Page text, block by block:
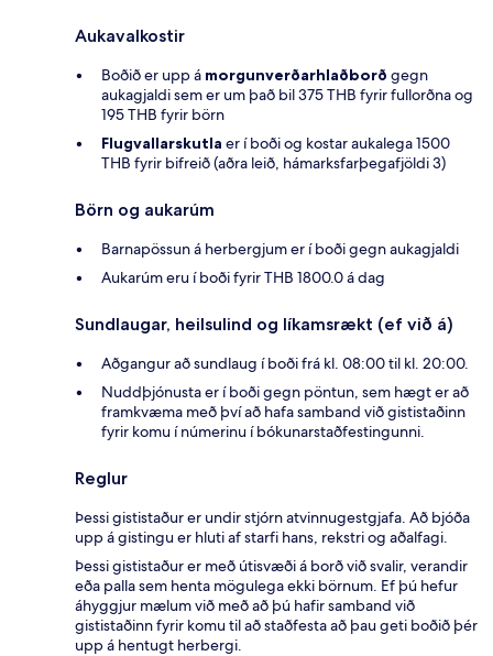
Aukavalkostir
Boðið er upp á morgunverðarhlaðborð gegn
aukagjaldi sem er um það bil 375 THB fyrir fullorðna og
195 THB fyrir börn
Flugvallarskutla er í boði og kostar aukalega 1500
THB fyrir bifreið (aðra leið, hámarksfarþegafjöldi 3)
Börn og aukarúm
Barnapössun á herbergjum er í boði gegn aukagjaldi
Aukarúm eru í boði fyrir THB 1800.0 á dag
Sundlaugar, heilsulind og líkamsrækt (ef við á)
Aðgangur að sundlaug í boði frá kl. 08:00 til kl. 20:00.
Nuddþjónusta er í boði gegn pöntun, sem hægt er að
framkvæma með því að hafa samband við gististaðinn
fyrir komu í númerinu í bókunarstaðfestingunni.
Reglur
Þessi gististaður er undir stjórn atvinnugestgjafa. Að bjóða
upp á gistingu er hluti af starfi hans, rekstri og aðalfagi.
Þessi gististaður er með útisvæði á borð við svalir, verandir
eða palla sem henta mögulega ekki börnum. Ef þú hefur
áhyggjur mælum við með að þú hafir samband við
gististaðinn fyrir komu til að staðfesta að þau geti boðið þér
upp á hentugt herbergi.